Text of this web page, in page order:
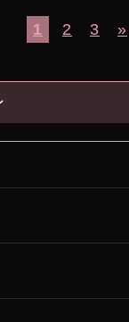
1 2 3 »